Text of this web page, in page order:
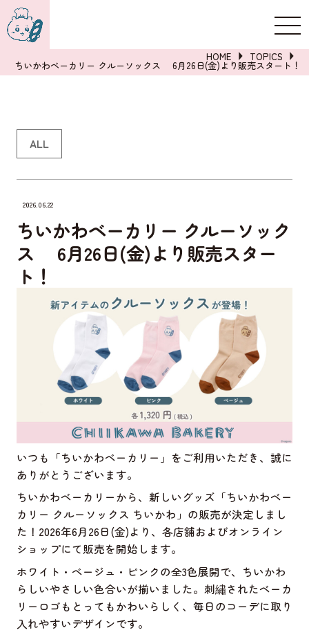
HOME TOPICS
ちいかわベーカリー クルーソックス 6月26日(金)より販売スタート！
ALL
2026.06.22
ちいかわベーカリー クルーソック
ス 6月26日(金)より販売スター
ト！
いつも「ちいかわベーカリー」をご利用いただき、誠に
ありがとうございます。
ちいかわベーカリーから、新しいグッズ「ちいかわベー
カリー クルーソックス ちいかわ」の販売が決定しまし
た！2026年6月26日(金)より、各店舗およびオンライン
ショップにて販売を開始します。
ホワイト・ベージュ・ピンクの全3色展開で、ちいかわ
らしいやさしい色合いが揃いました。刺繡されたベーカ
リーロゴもとってもかわいらしく、毎日のコーデに取り
入れやすいデザインです。